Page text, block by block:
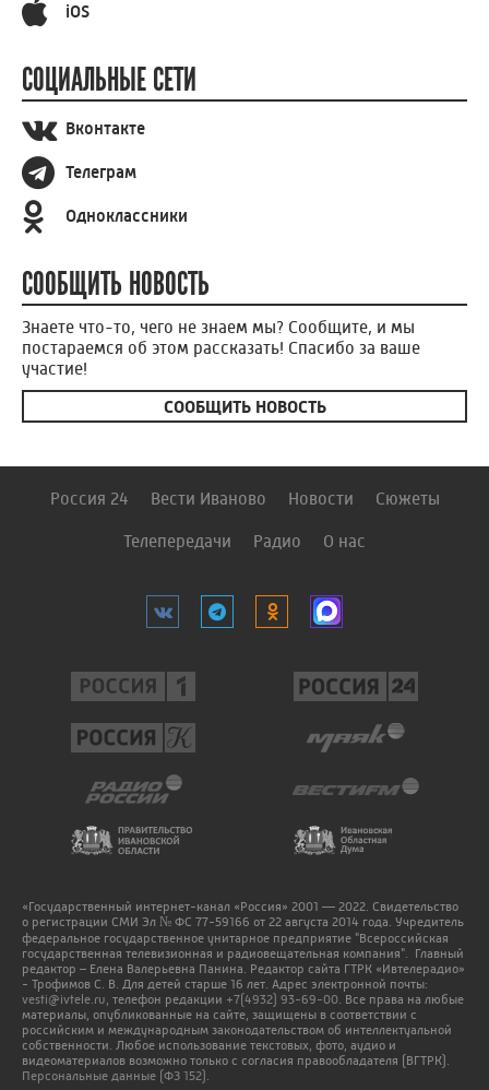
iOS
СОЦИАЛЬНЫЕ СЕТИ
Вконтакте
Телеграм
Одноклассники
СООБЩИТЬ НОВОСТЬ
Знаете что-то, чего не знаем мы? Сообщите, и мы
постараемся об этом рассказать! Спасибо за ваше
участие!
СООБЩИТЬ НОВОСТЬ
Россия 24 Вести Иваново Новости Сюжеты
Телепередачи Радио О нас
«Государственный интернет-канал «Россия» 2001 — 2022. Свидетельство
о регистрации СМИ Эл № ФС 77-59166 от 22 августа 2014 года. Учредитель
федеральное государственное унитарное предприятие "Всероссийская
государственная телевизионная и радиовещательная компания". Главный
редактор – Елена Валерьевна Панина. Редактор сайта ГТРК «Ивтелерадио»
- Трофимов С. В. Для детей старше 16 лет. Адрес электронной почты:
vesti@ivtele.ru, телефон редакции +7(4932) 93-69-00. Все права на любые
материалы, опубликованные на сайте, защищены в соответствии с
российским и международным законодательством об интеллектуальной
собственности. Любое использование текстовых, фото, аудио и
видеоматериалов возможно только с согласия правообладателя (ВГТРК).
Персональные данные (ФЗ 152).